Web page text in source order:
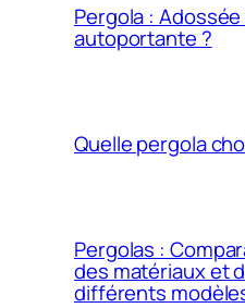
Pergola :
autoportante ?
Quelle pergola
Pergolas :
des matériaux et
différents